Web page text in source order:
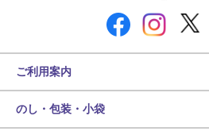
ご利用案内
のし・包装・小袋